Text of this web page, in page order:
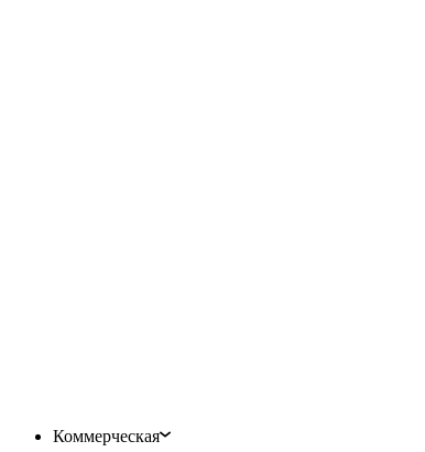
Коммерческая